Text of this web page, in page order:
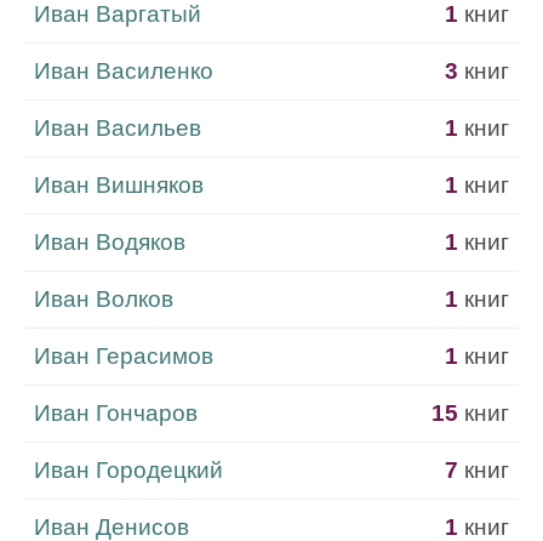
Иван Варгатый 1 книг
Иван Василенко 3 книг
Иван Васильев 1 книг
Иван Вишняков 1 книг
Иван Водяков 1 книг
Иван Волков 1 книг
Иван Герасимов 1 книг
Иван Гончаров 15 книг
Иван Городецкий 7 книг
Иван Денисов 1 книг